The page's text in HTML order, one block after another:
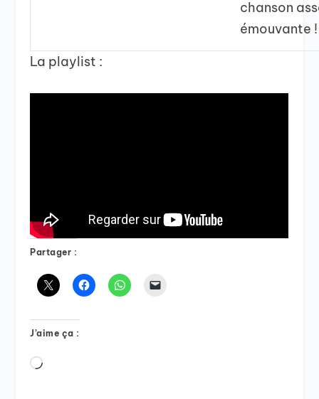
chanson
émouvante !
La playlist :
Partager :
J’aime ça :
Chargement…